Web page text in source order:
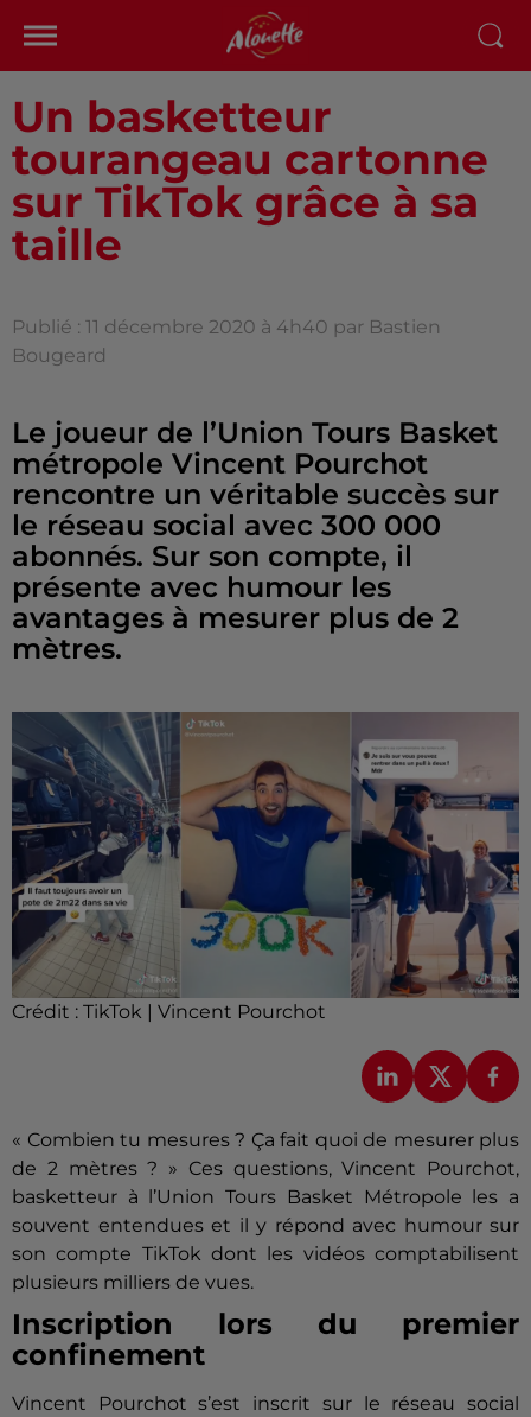
Un basketteur
tourangeau cartonne
sur TikTok grâce à sa
taille
Publié : 11 décembre 2020 à 4h40 par Bastien
Bougeard
Le joueur de l’Union Tours Basket
métropole Vincent Pourchot
rencontre un véritable succès sur
le réseau social avec 300 000
abonnés. Sur son compte, il
présente avec humour les
avantages à mesurer plus de 2
mètres.
Crédit : TikTok | Vincent Pourchot
« Combien tu mesures ? Ça fait quoi de mesurer plus
de 2 mètres ? » Ces questions, Vincent Pourchot,
basketteur à l’Union Tours Basket Métropole les a
souvent entendues et il y répond avec humour sur
son compte TikTok dont les vidéos comptabilisent
plusieurs milliers de vues.
Inscription lors du premier
confinement
Vincent Pourchot s’est inscrit sur le réseau social